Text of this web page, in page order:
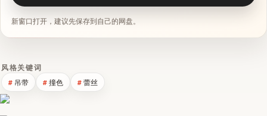
新窗口打开，建议先保存到自己的网盘。
风格关键词
吊带 撞色 蕾丝